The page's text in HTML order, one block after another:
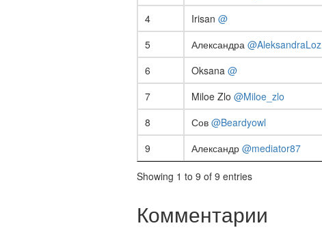
4
Irisan @
5
Александра @AleksandraLoz
6
Oksana @
7
Miloe Zlo @Miloe_zlo
8
Сов @Beardyowl
9
Александр @mediator87
Showing 1 to 9 of 9 entries
Комментарии